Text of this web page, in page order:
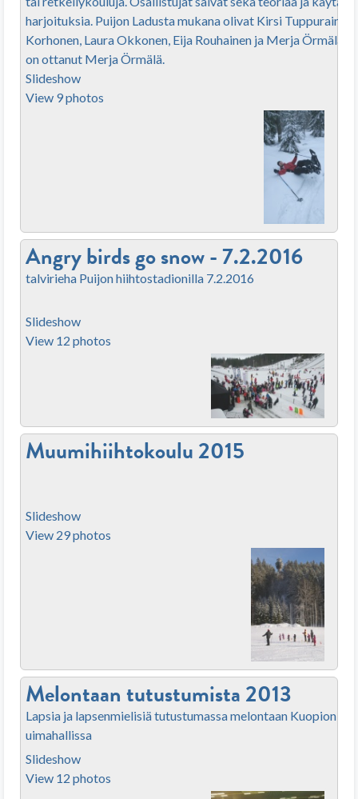
harjoituksia. Puijon Ladusta mukana olivat Kirsi Tuppurainen,
Korhonen, Laura Okkonen, Eija Rouhainen ja Merja Örmälä.
on ottanut Merja Örmälä.
Slideshow
View 9 photos
Angry birds go snow - 7.2.2016
talvirieha Puijon hiihtostadionilla 7.2.2016
Slideshow
View 12 photos
Muumihiihtokoulu 2015
Slideshow
View 29 photos
Melontaan tutustumista 2013
Lapsia ja lapsenmielisiä tutustumassa melontaan Kuopion
uimahallissa
Slideshow
View 12 photos